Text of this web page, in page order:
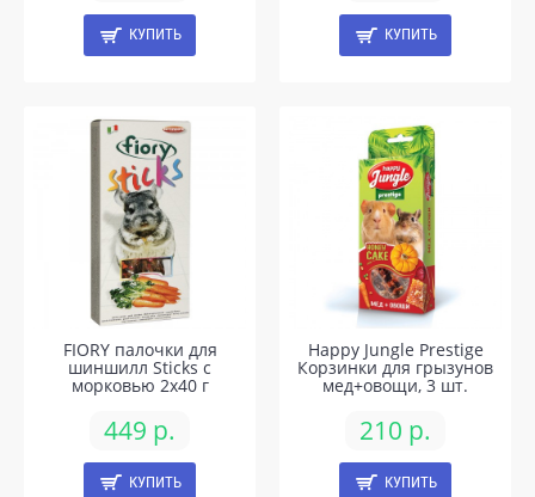
КУПИТЬ КУПИТЬ
FIORY палочки для
шиншилл Sticks с
морковью 2х40 г
449 р.
КУПИТЬ
Happy Jungle Prestige
Корзинки для грызунов
мед+овощи, 3 шт.
210 р.
КУПИТЬ